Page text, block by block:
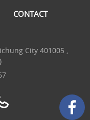
CONTACT
City 401005 ,